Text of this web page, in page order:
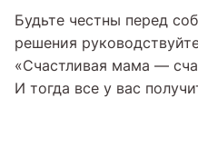
Будьте честны перед
решения
«Счастливая мама —
И тогда все у вас